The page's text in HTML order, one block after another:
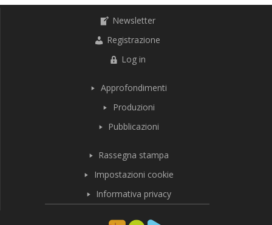
Newsletter
Registrazione
Log in
Approfondimenti
Produzioni
Pubblicazioni
Rassegna stampa
Impostazioni cookie
Informativa privacy